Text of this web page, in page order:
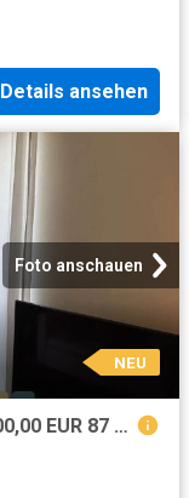
Details ansehen
Foto anschauen
NEU
Wohnung zum Kaufen in Köln 569.000,00 EUR 87 m²